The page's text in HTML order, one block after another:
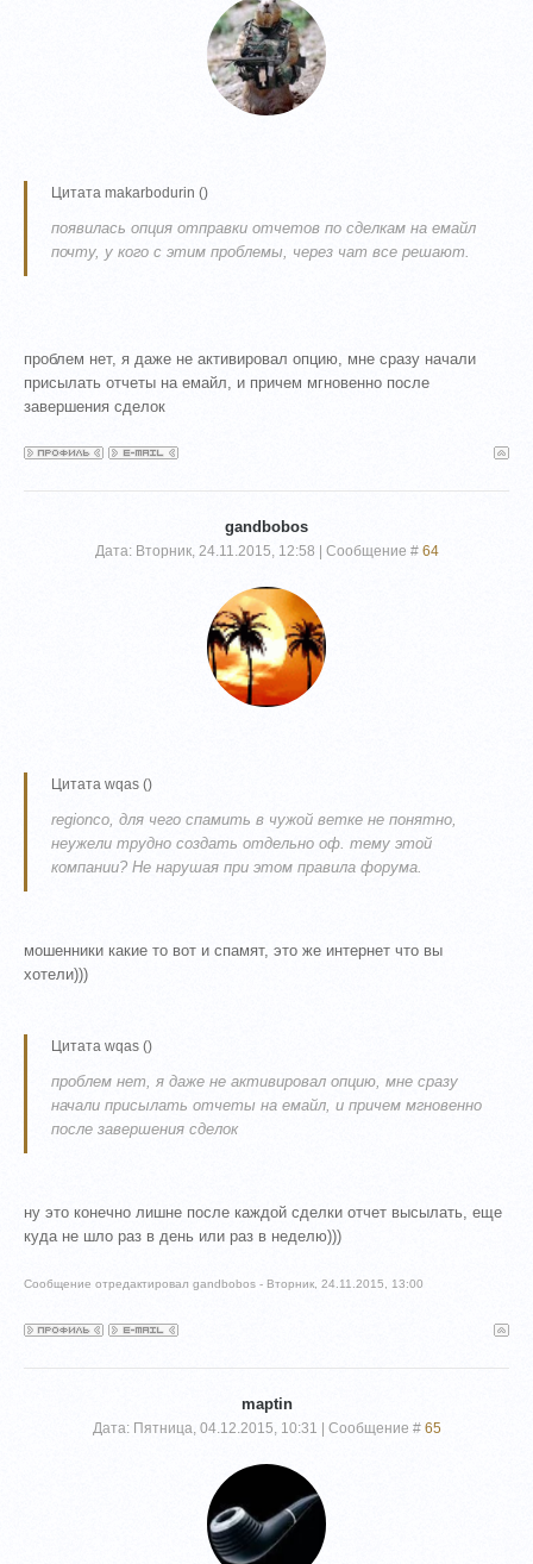
Цитата makarbodurin ()
появилась опция отправки отчетов по сделкам на емайл
почту, у кого с этим проблемы, через чат все решают.
проблем нет, я даже не активировал опцию, мне сразу начали
присылать отчеты на емайл, и причем мгновенно после
завершения сделок
gandbobos
Дата: Вторник, 24.11.2015, 12:58 | Сообщение # 64
Цитата wqas ()
regionco, для чего спамить в чужой ветке не понятно,
неужели трудно создать отдельно оф. тему этой
компании? Не нарушая при этом правила форума.
мошенники какие то вот и спамят, это же интернет что вы
хотели)))
Цитата wqas ()
проблем нет, я даже не активировал опцию, мне сразу
начали присылать отчеты на емайл, и причем мгновенно
после завершения сделок
ну это конечно лишне после каждой сделки отчет высылать, еще
куда не шло раз в день или раз в неделю)))
Сообщение отредактировалgandbobos - Вторник, 24.11.2015, 13:00
maptin
Дата: Пятница, 04.12.2015, 10:31 | Сообщение # 65